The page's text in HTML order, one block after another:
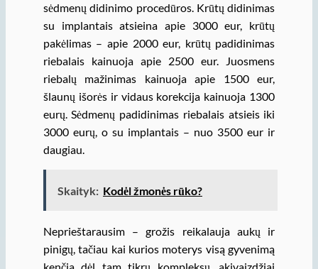
sėdmenų didinimo procedūros. Krūtų didinimas
su implantais atsieina apie 3000 eur, krūtų
pakėlimas – apie 2000 eur, krūtų padidinimas
riebalais kainuoja apie 2500 eur. Juosmens
riebalų mažinimas kainuoja apie 1500 eur,
šlaunų išorės ir vidaus korekcija kainuoja 1300
eurų. Sėdmenų padidinimas riebalais atsieis iki
3000 eurų, o su implantais – nuo 3500 eur ir
daugiau.
Skaityk: Kodėl žmonės rūko?
Neprieštarausim – grožis reikalauja aukų ir
pinigų, tačiau kai kurios moterys visą gyvenimą